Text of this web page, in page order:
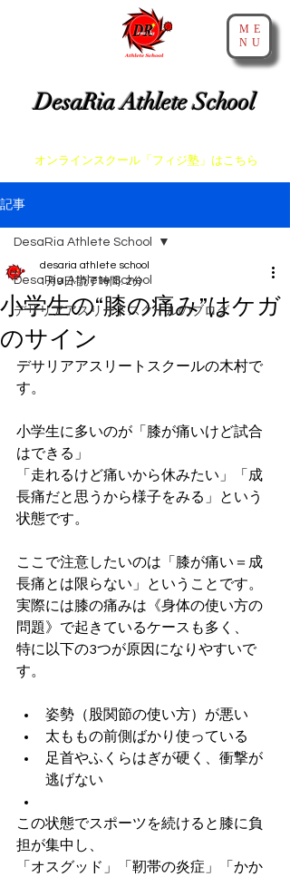
DesaRia Athlete School
ME
NU
​オンラインスクール「フィジ塾」はこちら
記事
DesaRia Athlete School
デサリアアスリートスクールのブログ
DesaRia Athlete School
小学生の“膝の痛み”はケガ
のサイン
desaria athlete school
1月9日 読了時間: 2分
デサリアアスリートスクールの木村で
す。
小学生に多いのが「膝が痛いけど試合
はできる」
「走れるけど痛いから休みたい」「成
長痛だと思うから様子をみる」という
状態です。
ここで注意したいのは「膝が痛い＝成
長痛とは限らない」ということです。
実際には膝の痛みは《身体の使い方の
問題》で起きているケースも多く、
特に以下の3つが原因になりやすいで
す。
姿勢（股関節の使い方）が悪い
太ももの前側ばかり使っている
足首やふくらはぎが硬く、衝撃が
逃げない
この状態でスポーツを続けると膝に負
担が集中し、
「オスグッド」「靭帯の炎症」「かか